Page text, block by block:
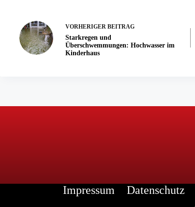
VORHERIGER BEITRAG
Starkregen und
Überschwemmungen: Hochwasser im
Kinderhaus
Impressum Datenschutz